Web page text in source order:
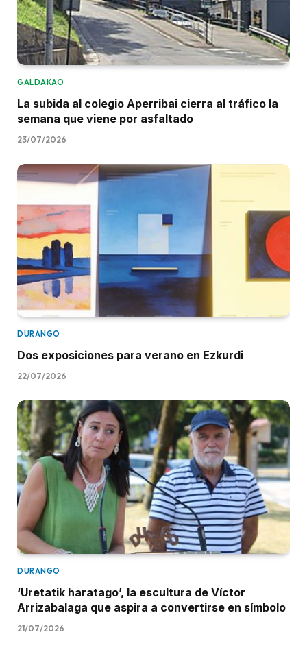
GALDAKAO
La subida al colegio Aperribai cierra al tráfico la
semana que viene por asfaltado
23/07/2026
DURANGO
Dos exposiciones para verano en Ezkurdi
22/07/2026
DURANGO
‘Uretatik haratago’, la escultura de Víctor
Arrizabalaga que aspira a convertirse en símbolo
21/07/2026